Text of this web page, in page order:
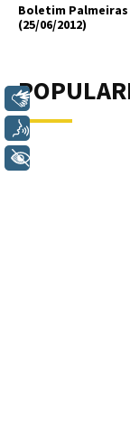
Boletim Palmeiras
(25/06/2012)
Libras
Voz